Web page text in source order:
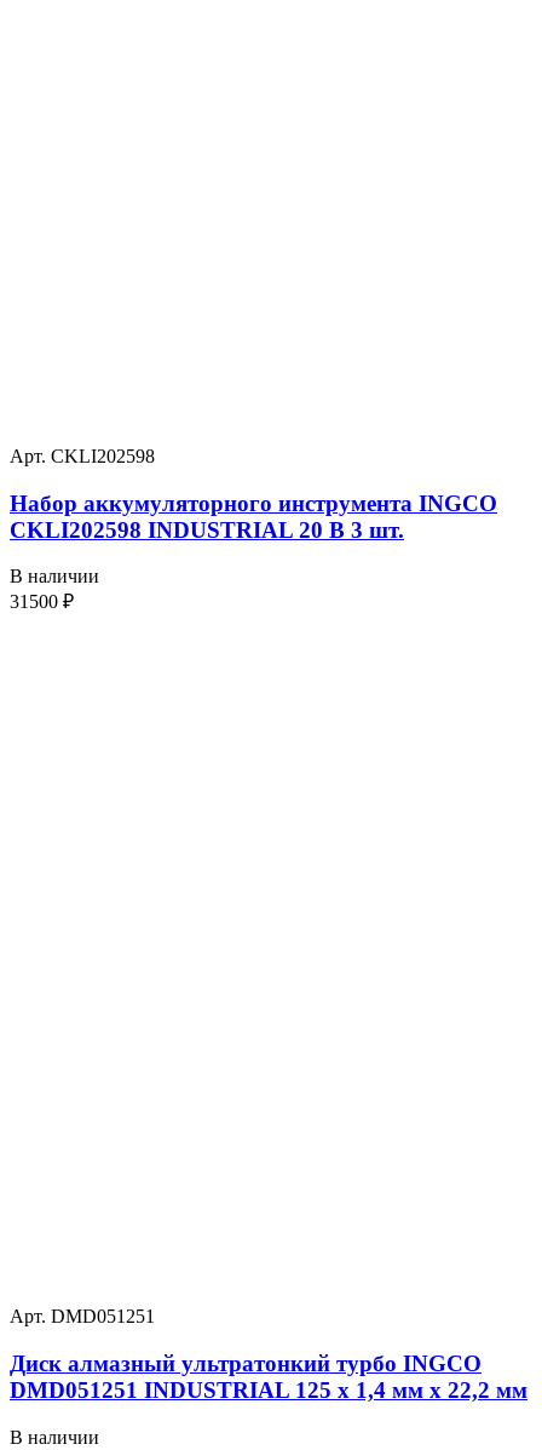
Арт. CKLI202598
Набор аккумуляторного инструмента INGCO
CKLI202598 INDUSTRIAL 20 В 3 шт.
В наличии
31500 ₽
Арт. DMD051251
Диск алмазный ультратонкий турбо INGCO
DMD051251 INDUSTRIAL 125 х 1,4 мм x 22,2 мм
В наличии